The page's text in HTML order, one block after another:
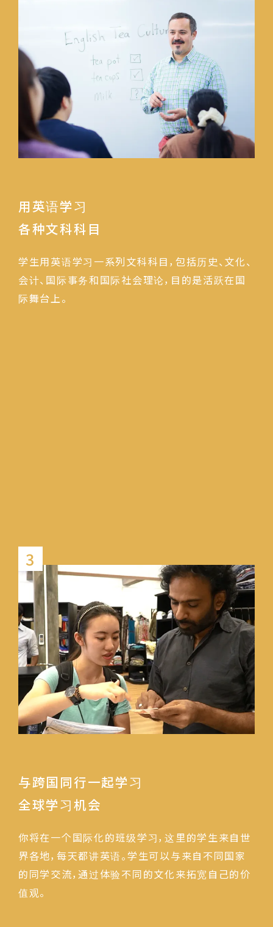
用英语学习
各种文科科目
学生用英语学习一系列文科科目，包括历史、文化、
会计、国际事务和国际社会理论，目的是活跃在国
际舞台上。
3
与跨国同行一起学习
全球学习机会
你将在一个国际化的班级学习，这里的学生来自世
界各地，每天都讲英语。学生可以与来自不同国家
的同学交流，通过体验不同的文化来拓宽自己的价
值观。